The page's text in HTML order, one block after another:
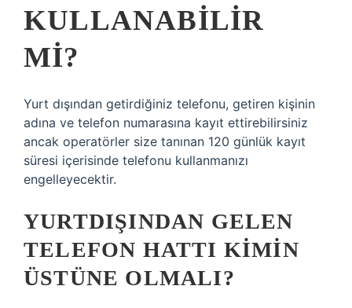
KULLANABILIR
MI?
Yurt dışından getirdiğiniz telefonu, getiren kişinin
adına ve telefon numarasına kayıt ettirebilirsiniz
ancak operatörler size tanınan 120 günlük kayıt
süresi içerisinde telefonu kullanmanızı
engelleyecektir.
YURTDIŞINDAN GELEN
TELEFON HATTI KIMIN
ÜSTÜNE OLMALI?